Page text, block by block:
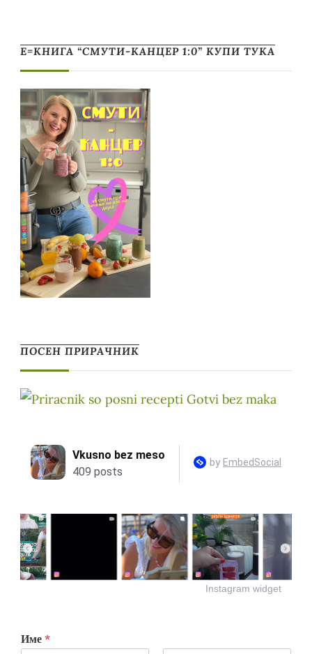
Е=КНИГА “СМУТИ-КАНЦЕР 1:0” КУПИ ТУКА
ПОСЕН ПРИРАЧНИК
Instagram widget
Име *